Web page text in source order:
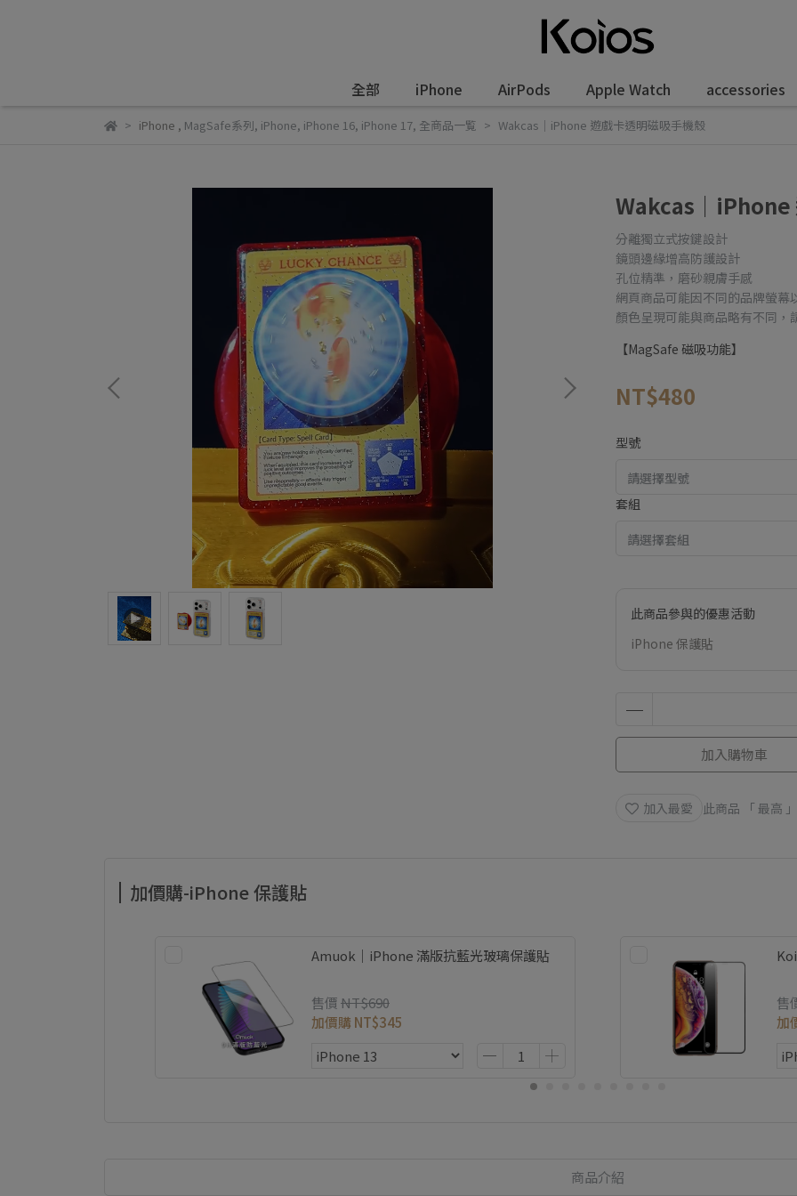
全部 iPhone AirPods Apple Watch accessories
iPhone , MagSafe系列, iPhone, iPhone 16, iPhone 17, 全商品一覧 Wakcas｜iPhone 遊戲卡透明磁吸手機殼
Wakcas｜iPhone
分離獨立式按鍵設計
鏡頭邊緣增高防護設計
孔位精準，磨砂親膚手感
網頁商品可能因不同的品牌螢幕
顏色呈現可能與商品略有不同，
【MagSafe 磁吸功能】
NT$480
型號
套組
此商品參與的優惠活動
iPhone 保護貼
加入購物車
加入最愛 此商品 「 最高
加價購-iPhone 保護貼
Amuok｜iPhone 滿版抗藍光玻璃保護貼
售價NT$690
加價購 NT$345
售
加
商品介紹